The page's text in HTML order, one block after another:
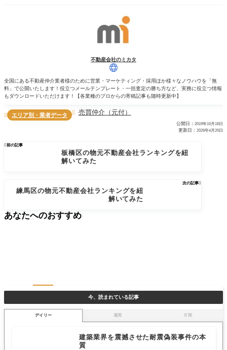
不動産会社のミカタ
全国にある不動産仲介業者様のために営業・マーケティング・採用ほか様々なノウハウを「無
料」で公開いたします！役立つメールテンプレート・一括査定の勝ち方など、実務に役立つ情報
もダウンロードいただけます！【各業種のプロからの寄稿記事も随時更新中】
 エリア別・業者データ  売買仲介（元付）
公開日： 2019年10月18日
更新日： 2026年4月20日
前の記事
板橋区の物元不動産会社ランキングを紐
解いてみた
次の記事
練馬区の物元不動産会社ランキングを紐
解いてみた
今、読まれている記事
デイリー 週間 月間
建築業界を震撼させた耐震偽装事件の本
質
あなたへのおすすめ